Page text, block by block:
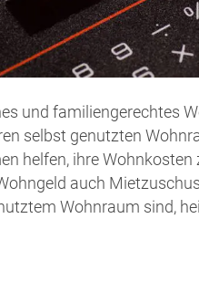
und fami­li­en­ge­rech­tes
selbst genutz­ten
hel­fen, ihre
auch
Wohn­raum sind,